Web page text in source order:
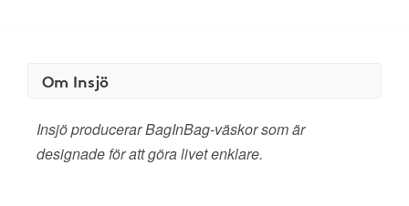
Om Insjö
Insjö producerar BagInBag-väskor som är
designade för att göra livet enklare.